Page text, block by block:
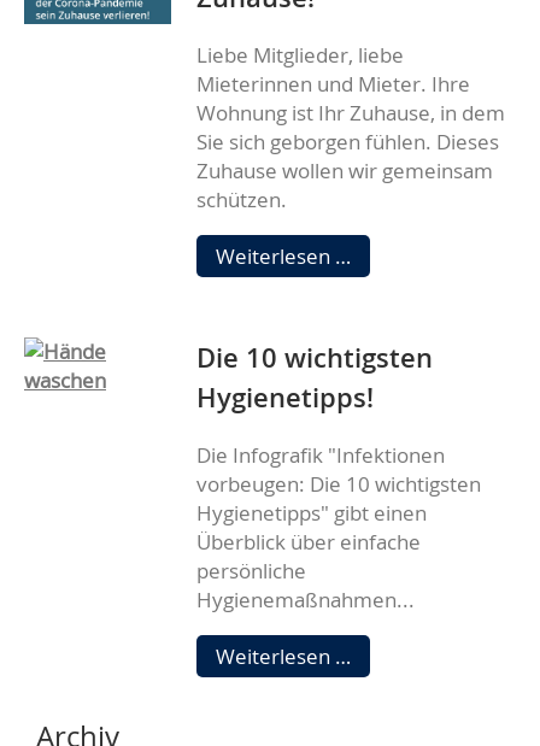
Liebe Mitglieder, liebe
Mieterinnen und Mieter. Ihre
Wohnung ist Ihr Zuhause, in dem
Sie sich geborgen fühlen. Dieses
Zuhause wollen wir gemeinsam
schützen.
Weiterlesen … Wir
schützen
Die 10 wichtigsten
Hygienetipps!
Die Infografik "Infektionen
vorbeugen: Die 10 wichtigsten
Hygienetipps" gibt einen
Überblick über einfache
persönliche
Hygienemaßnahmen...
Weiterlesen … Die
10
Archiv